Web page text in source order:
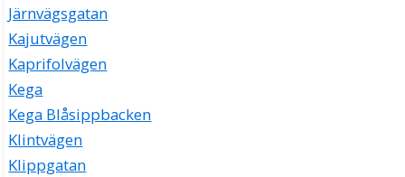
Järnvägsgatan
Kajutvägen
Kaprifolvägen
Kega
Kega Blåsippbacken
Klintvägen
Klippgatan